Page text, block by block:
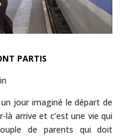
PARTIS
jour imaginé le départ de
arrive et c’est une vie qui
de parents qui doit